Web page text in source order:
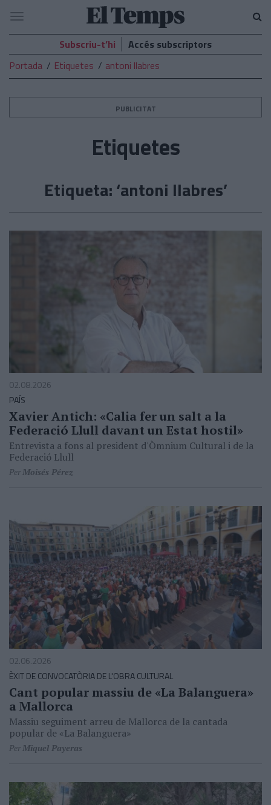
El
Temps
Navegació
Subscriu-t’hi
Accés subscriptors
Portada
Etiquetes antoni llabres
PUBLICITAT
Etiquetes
Etiqueta: ‘antoni llabres’
02.08.2026
PAÍS
Xavier Antich: «Calia fer un salt a la
Federació Llull davant un Estat hostil»
Entrevista a fons al president d'Òmnium Cultural i de la
Federació Llull
PerMoisés Pérez
02.06.2026
ÈXIT DE CONVOCATÒRIA DE L'OBRA CULTURAL
Cant popular massiu de «La Balanguera»
a Mallorca
Massiu seguiment arreu de Mallorca de la cantada
popular de «La Balanguera»
PerMiquel Payeras